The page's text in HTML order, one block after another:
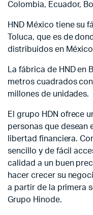
Colombia, Ecuador,
HND México tiene su
Toluca, que es de
distribuidos en
La fábrica de HND en
metros cuadrados
millones de unidades.
El grupo HDN ofrece
personas que desean
libertad financiera.
sencillo y de fácil
calidad a un buen
hacer crecer su
a partir de la primera
Grupo Hinode.